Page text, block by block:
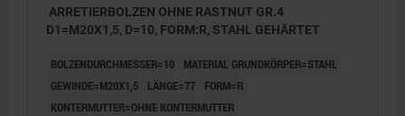
ARRETIERBOLZEN OHNE RASTNUT GR.4
D1=M20X1,5, D=10, FORM:R, STAHL GEHÄRTET
BOLZENDURCHMESSER=10
MATERIAL GRUNDKÖRPER=STAHL
GEWINDE=M20X1,5
LÄNGE=77
FORM=R
KONTERMUTTER=OHNE KONTERMUTTER